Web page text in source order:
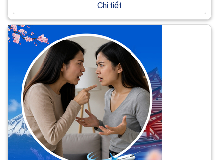
Chi tiết